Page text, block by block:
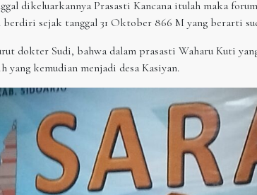
dikeluarkannya Prasasti Kancana itulah maka
berdiri sejak tanggal 31 Oktober 866 M yang berarti
dokter Sudi, bahwa dalam prasasti Waharu Kuti
yang kemudian menjadi desa Kasiyan.